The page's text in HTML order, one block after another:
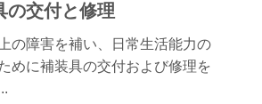
の交付と修理
の障害を補い、日常生活能力の
めに補装具の交付および修理を